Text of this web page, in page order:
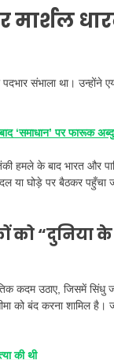
संभाला था। उन्होंने एयर
‘समाधान’ पर फारूक
हमले के बाद भारत
घोड़े पर बैठकर पहुँचा
को
कदम उठाए, जिसमें सिंधु
को बंद करना शामिल है।
की थी